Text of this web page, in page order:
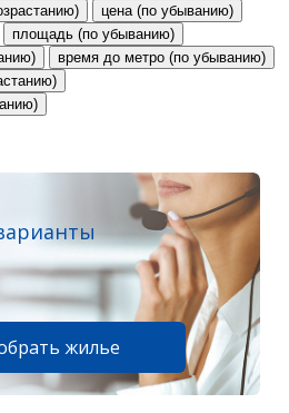
цена (по убыванию)
площадь (по убыванию)
время до метро (по убыванию)
жилье